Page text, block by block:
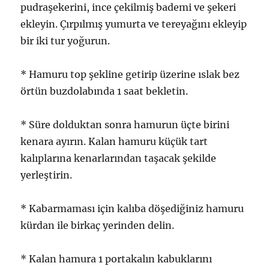
pudraşekerini, ince çekilmiş bademi ve şekeri
ekleyin. Çırpılmış yumurta ve tereyağını ekleyip
bir iki tur yoğurun.
* Hamuru top şekline getirip üzerine ıslak bez
örtün buzdolabında 1 saat bekletin.
* Süre dolduktan sonra hamurun üçte birini
kenara ayırın. Kalan hamuru küçük tart
kalıplarına kenarlarından taşacak şekilde
yerleştirin.
* Kabarmaması için kalıba döşediğiniz hamuru
kürdan ile birkaç yerinden delin.
* Kalan hamura 1 portakalın kabuklarını